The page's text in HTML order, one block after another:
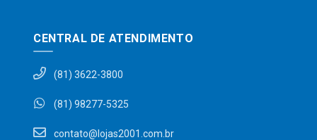
CENTRAL DE ATENDIMENTO
(81) 3622-3800
(81) 98277-5325
contato@lojas2001.com.br